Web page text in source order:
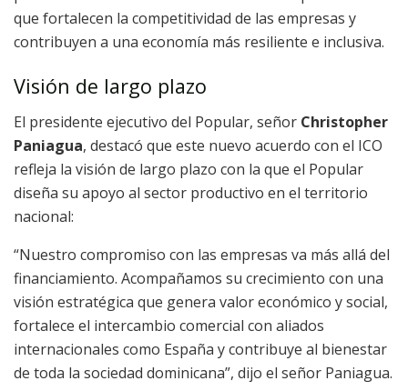
que fortalecen la competitividad de las empresas y
contribuyen a una economía más resiliente e inclusiva.
Visión de largo plazo
El presidente ejecutivo del Popular, señor Christopher
Paniagua, destacó que este nuevo acuerdo con el ICO
refleja la visión de largo plazo con la que el Popular
diseña su apoyo al sector productivo en el territorio
nacional:
“Nuestro compromiso con las empresas va más allá del
financiamiento. Acompañamos su crecimiento con una
visión estratégica que genera valor económico y social,
fortalece el intercambio comercial con aliados
internacionales como España y contribuye al bienestar
de toda la sociedad dominicana”, dijo el señor Paniagua.